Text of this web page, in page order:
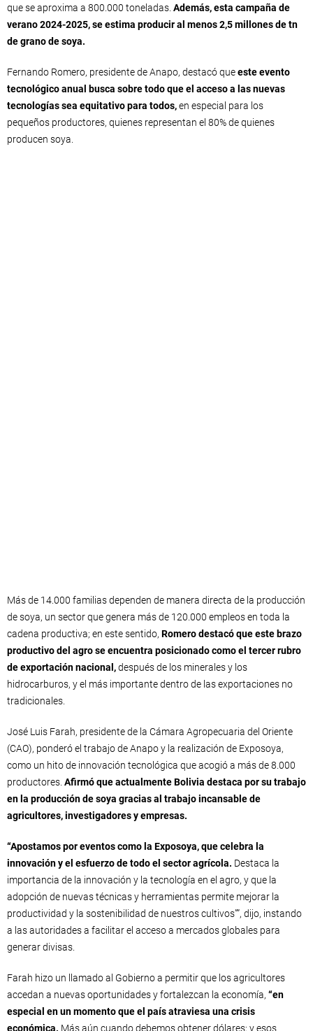
que se aproxima a 800.000 toneladas. Además, esta campaña de
verano 2024-2025, se estima producir al menos 2,5 millones de tn
de grano de soya.
Fernando Romero, presidente de Anapo, destacó queeste evento
tecnológico anual busca sobre todo que el acceso a las nuevas
tecnologías sea equitativo para todos,en especial para los
pequeños productores, quienes representan el 80% de quienes
producen soya.
Más de 14.000 familias dependen de manera directa de la producción
de soya, un sector que genera más de 120.000 empleos en toda la
cadena productiva; en este sentido, Romero destacó que este brazo
productivo del agro se encuentra posicionado como el tercer rubro
de exportación nacional,después de los minerales y los
hidrocarburos, y el más importante dentro de las exportaciones no
tradicionales.
José Luis Farah, presidente de la Cámara Agropecuaria del Oriente
(CAO), ponderó el trabajo de Anapo y la realización de Exposoya,
como un hito de innovación tecnológica que acogió a más de 8.000
productores. Afirmó que actualmente Bolivia destaca por su trabajo
en la producción de soya gracias al trabajo incansable de
agricultores, investigadores y empresas.
“Apostamos por eventos como la Exposoya, que celebra la
innovación y el esfuerzo de todo el sector agrícola. Destaca la
importancia de la innovación y la tecnología en el agro, y que la
adopción de nuevas técnicas y herramientas permite mejorar la
productividad y la sostenibilidad de nuestros cultivos””, dijo, instando
a las autoridades a facilitar el acceso a mercados globales para
generar divisas.
Farah hizo un llamado al Gobierno a permitir que los agricultores
accedan a nuevas oportunidades y fortalezcan la economía, “en
especial en un momento que el país atraviesa una crisis
económica. Más aún cuando debemos obtener dólares; y esos